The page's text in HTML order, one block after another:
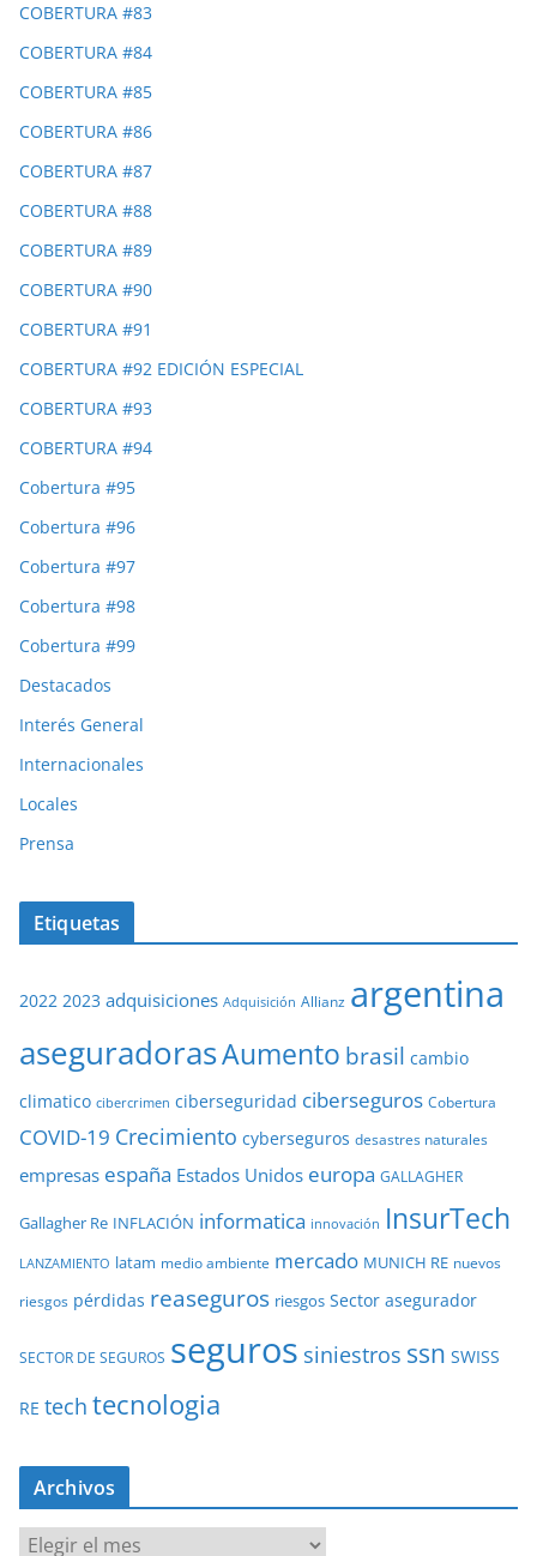
COBERTURA #83
COBERTURA #84
COBERTURA #85
COBERTURA #86
COBERTURA #87
COBERTURA #88
COBERTURA #89
COBERTURA #90
COBERTURA #91
COBERTURA #92 EDICIÓN ESPECIAL
COBERTURA #93
COBERTURA #94
Cobertura #95
Cobertura #96
Cobertura #97
Cobertura #98
Cobertura #99
Destacados
Interés General
Internacionales
Locales
Prensa
Etiquetas
2022 2023 adquisiciones Adquisición Allianz argentina
aseguradorasAumento brasil cambio
climatico cibercrimen ciberseguridad ciberseguros Cobertura
COVID-19 Crecimiento cyberseguros desastres naturales
empresas españa Estados Unidos europa GALLAGHER
Gallagher Re INFLACIÓN informatica innovación InsurTech
LANZAMIENTO latam medio ambiente mercado MUNICH RE nuevos
riesgos pérdidas reaseguros riesgos Sector asegurador
SECTOR DE SEGUROS seguros siniestros ssn SWISS
RE tech tecnologia
Archivos